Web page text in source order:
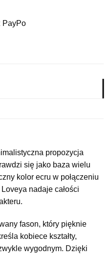
propozycja
się jako baza wielu
kolor ecru w połączeniu
nadaje całości
fason, który pięknie
kobiece kształty,
wygodnym. Dzięki